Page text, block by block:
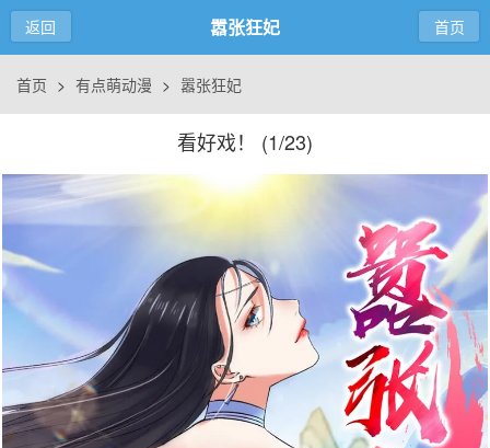
返回 嚣张狂妃 首页
首页 > 有点萌动漫 > 嚣张狂妃
看好戏！ (1/23)